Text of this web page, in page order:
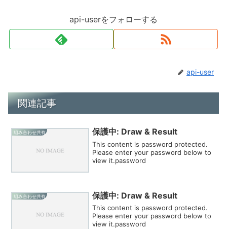
api-userをフォローする
api-user
関連記事
組み合わせ共有 保護中: Draw & Result
This content is password protected.
Please enter your password below to
view it.password
組み合わせ共有 保護中: Draw & Result
This content is password protected.
Please enter your password below to
view it.password